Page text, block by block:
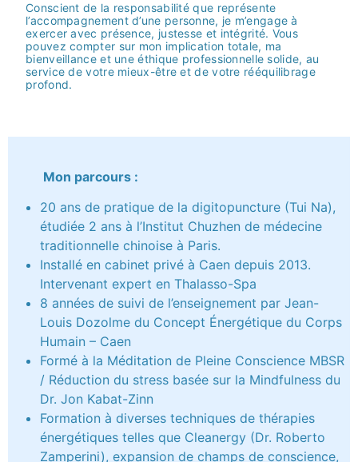
Conscient de la responsabilité que représente
l’accompagnement d’une personne, je m’engage à
exercer avec présence, justesse et intégrité. Vous
pouvez compter sur mon implication totale, ma
bienveillance et une éthique professionnelle solide, au
service de votre mieux-être et de votre rééquilibrage
profond.
Mon parcours :
20 ans de pratique de la digitopuncture (Tui Na),
étudiée 2 ans à l’Institut Chuzhen de médecine
traditionnelle chinoise à Paris.
Installé en cabinet privé à Caen depuis 2013.
Intervenant expert en Thalasso-Spa
8 années de suivi de l’enseignement par Jean-
Louis Dozolme du Concept Énergétique du Corps
Humain – Caen
Formé à la Méditation de Pleine Conscience MBSR
/ Réduction du stress basée sur la Mindfulness du
Dr. Jon Kabat-Zinn
Formation à diverses techniques de thérapies
énergétiques telles que Cleanergy (Dr. Roberto
Zamperini), expansion de champs de conscience,